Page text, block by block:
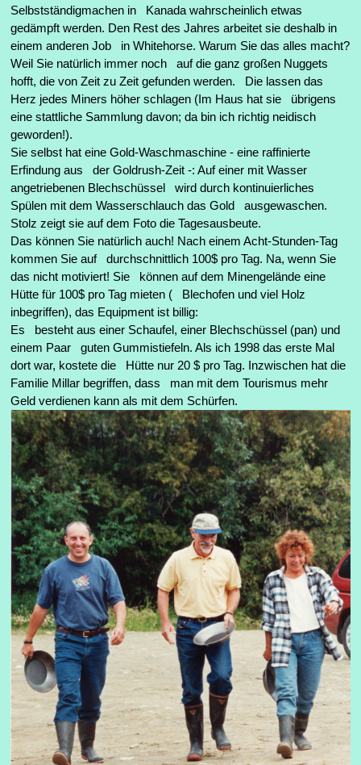
Selbstständigmachen in Kanada wahrscheinlich etwas
gedämpft werden. Den Rest des Jahres arbeitet sie deshalb in
einem anderen Job in Whitehorse. Warum Sie das alles macht?
Weil Sie natürlich immer noch auf die ganz großen Nuggets
hofft, die von Zeit zu Zeit gefunden werden. Die lassen das
Herz jedes Miners höher schlagen (Im Haus hat sie übrigens
eine stattliche Sammlung davon; da bin ich richtig neidisch
geworden!).
Sie selbst hat eine Gold-Waschmaschine - eine raffinierte
Erfindung aus der Goldrush-Zeit -: Auf einer mit Wasser
angetriebenen Blechschüssel wird durch kontinuierliches
Spülen mit dem Wasserschlauch das Gold ausgewaschen.
Stolz zeigt sie auf dem Foto die Tagesausbeute.
Das können Sie natürlich auch! Nach einem Acht-Stunden-Tag
kommen Sie auf durchschnittlich 100$ pro Tag. Na, wenn Sie
das nicht motiviert! Sie können auf dem Minengelände eine
Hütte für 100$ pro Tag mieten ( Blechofen und viel Holz
inbegriffen), das Equipment ist billig:
Es besteht aus einer Schaufel, einer Blechschüssel (pan) und
einem Paar guten Gummistiefeln. Als ich 1998 das erste Mal
dort war, kostete die Hütte nur 20 $ pro Tag. Inzwischen hat die
Familie Millar begriffen, dass man mit dem Tourismus mehr
Geld verdienen kann als mit dem Schürfen.